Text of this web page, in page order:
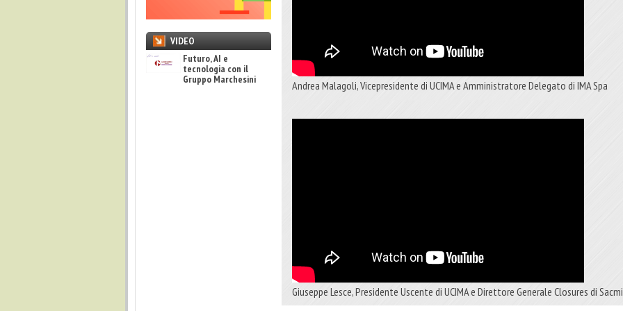
Andrea Malagoli, Vicepresidente di UCIMA e Amministratore Delegato di IMA Spa
Giuseppe Lesce, Presidente Uscente di UCIMA e Direttore Generale Closures di Sacmi
VIDEO
Futuro, AI e
tecnologia con il
Gruppo Marchesini